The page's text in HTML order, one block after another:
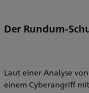
Der Rundum-
Laut einer Analyse
einem Cyberangriff